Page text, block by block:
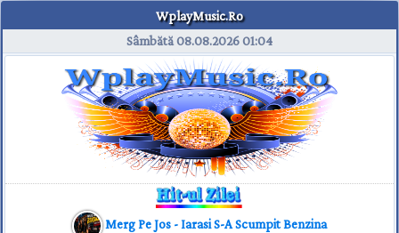
WplayMusic.Ro
Sâmbătă 08.08.202601:04
Merg Pe Jos - Iarasi S-A Scumpit Benzina